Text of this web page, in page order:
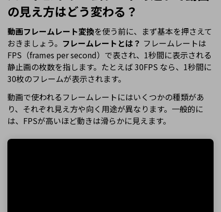
の見え方はどう変わる？
動画フレームレート変換を使う前に、まず基本を押さえて
おきましょう。 フレームレートとは？ フレームレートは
FPS（frames per second）で表され、1秒間に表示される
静止画の枚数を指します。たとえば 30FPS なら、1秒間に
30枚のフレームが表示されます。
動画で使われるフレームレートにはいくつかの種類があ
り、それぞれ見え方や向く用途が異なります。一般的に
は、FPSが高いほど動きは滑らかに見えます。